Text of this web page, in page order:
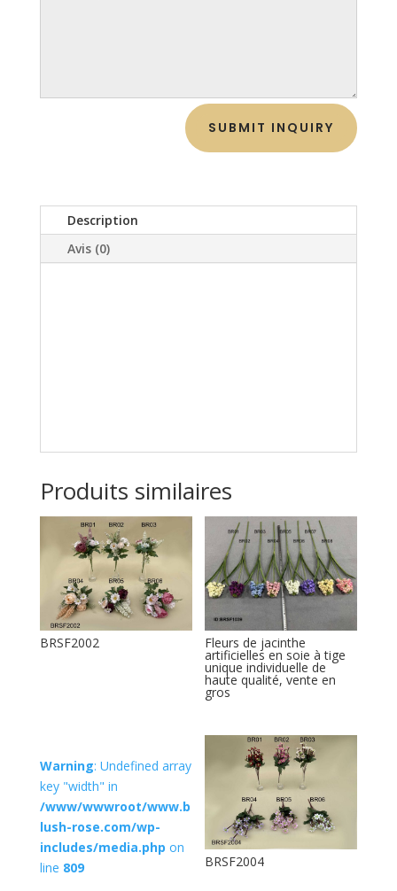
SUBMIT INQUIRY
Description
Avis (0)
Produits similaires
BRSF2002 Fleurs de jacinthe
artificielles en soie à tige
unique individuelle de
haute qualité, vente en
gros
Warning: Undefined array
key "width" in
/www/wwwroot/www.b
lush-rose.com/wp-
includes/media.php on
line 809 BRSF2004